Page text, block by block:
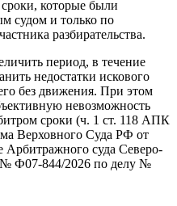
которые были
судом и только по
разбирательства.
период, в течение
недостатки искового
без движения. При этом
невозможность
сроки (ч. 1 ст. 118 АПК
Верховного Суда РФ от
суда Северо-
№ Ф07-844/2026 по делу №